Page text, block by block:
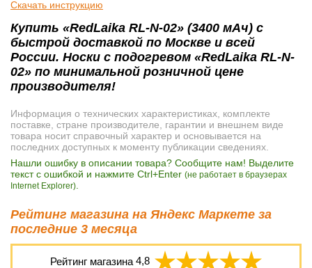
Скачать инструкцию
Купить «RedLaika RL-N-02» (3400 мАч) с
быстрой доставкой по Москве и всей
России. Носки с подогревом «RedLaika RL-N-
02» по минимальной розничной цене
производителя!
Информация о технических характеристиках, комплекте
поставке, стране производителе, гарантии и внешнем виде
товара носит справочный характер и основывается на
последних доступных к моменту публикации сведениях.
Нашли ошибку в описании товара? Сообщите нам! Выделите
текст с ошибкой и нажмите Ctrl+Enter (не работает в браузерах
Internet Explorer)
Рейтинг магазина на Яндекс Маркете за
последние 3 месяца
Рейтинг магазина 4,8